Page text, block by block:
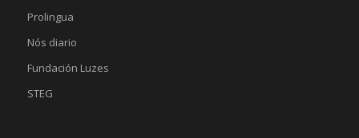
Prolingua
Nós diario
Fundación Luzes
STEG